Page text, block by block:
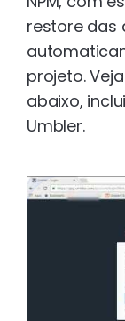
restore das
projeto.
abaixo,
Umbler.